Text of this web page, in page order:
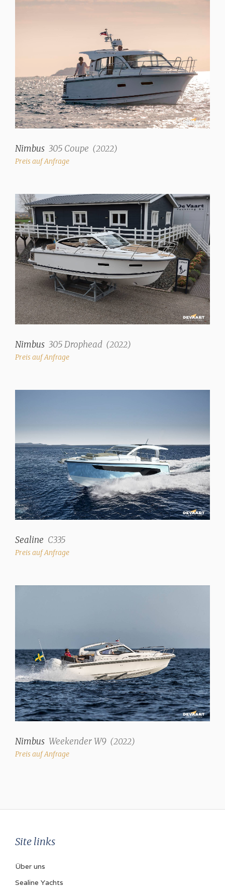
Nimbus 305 Coupe (2022)
Preis auf Anfrage
Nimbus 305 Drophead (2022)
Preis auf Anfrage
Sealine C335
Preis auf Anfrage
Nimbus Weekender W9 (2022)
Preis auf Anfrage
Site links
Über uns
Sealine Yachts